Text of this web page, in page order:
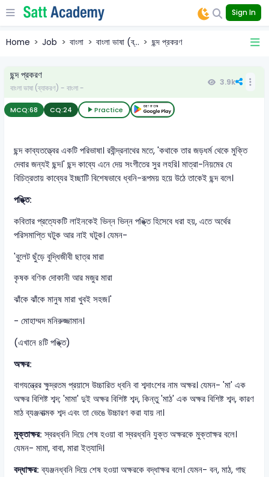
Sign In
Home Job বাংলা বাংলা ভাষা (ব্... ছন্দ প্রকরণ
ছন্দ প্রকরণ
বাংলা ভাষা (ব্যাকরণ) - বাংলা -
3.9k
MCQ:68 CQ:24 Practice
ছন্দ কাব্যতত্ত্বের একটি পরিভাষা। রবীন্দ্রনাথের মতে, 'কথাকে তার জড়ধর্ম থেকে মুক্তি
দেবার জন্যই ছন্দ।' ছন্দ কাব্যে এনে দেয় সংগীতের সুর লহরি। মাত্রা-নিয়মের যে
বিচিত্রতায় কাব্যের ইচ্ছাটি বিশেষভাবে ধ্বনি-রূপময় হয়ে উঠে তাকেই ছন্দ বলে।
পঙ্ক্তি:
কবিতার প্রত্যেকটি লাইনকেই ভিন্ন ভিন্ন পঙ্ক্তি হিসেবে ধরা হয়, এতে অর্থের
পরিসমাপ্তি ঘটুক আর নাই ঘটুক। যেমন-
'বুলেট ছুঁড়ে বুদ্ধিজীবী ছাত্র মারা
কৃষক বণিক দোকানী আর মজুর মারা
ঝাঁকে ঝাঁকে মানুষ মারা খুবই সহজ।'
- মোহাম্মদ মনিরুজ্জামান।
(এখানে ৪টি পঙ্ক্তি)
অক্ষর:
বাগযন্ত্রের ক্ষুদ্রতম প্রয়াসে উচ্চারিত ধ্বনি বা শব্দাংশের নাম অক্ষর। যেমন- 'মা' এক
অক্ষর বিশিষ্ট শব্দ; 'মামা' দুই অক্ষর বিশিষ্ট শব্দ, কিন্তু 'মাঠ' এক অক্ষর বিশিষ্ট শব্দ, কারণ
মাঠ ব্যঞ্জনাত্মক শব্দ এবং তা ভেঙে উচ্চারণ করা যায় না।
মুক্তাক্ষর: স্বরধ্বনি দিয়ে শেষ হওয়া বা স্বরধ্বনি যুক্ত অক্ষরকে মুক্তাক্ষর বলে।
যেমন- মামা, বাবা, মারা ইত্যাদি।
বদ্ধাক্ষর: ব্যঞ্জনধ্বনি দিয়ে শেষ হওয়া অক্ষরকে বদ্ধাক্ষর বলে। যেমন- বন, মাঠ, গাছ